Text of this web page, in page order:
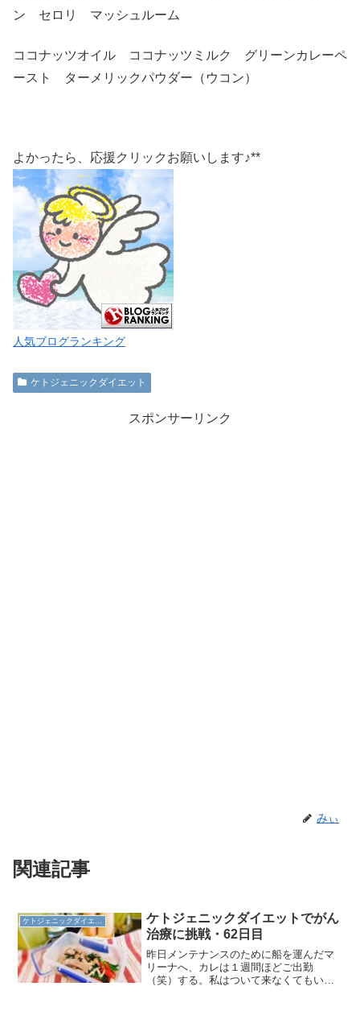
ン セロリ マッシュルーム
ココナッツオイル ココナッツミルク グリーンカレーペ
ースト ターメリックパウダー（ウコン）
よかったら、応援クリックお願いします♪**
人気ブログランキング
ケトジェニックダイエット
スポンサーリンク
みぃ
関連記事
ケトジェニックダイエットでがん
治療に挑戦・62日目
昨日メンテナンスのために船を運んだマ
リーナへ、カレは１週間ほどご出勤
（笑）する。私はついて来なくてもいい